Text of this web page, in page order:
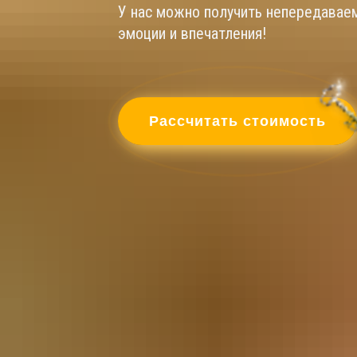
У нас можно получить
эмоции и впечатления!
Рассчитать стоимость